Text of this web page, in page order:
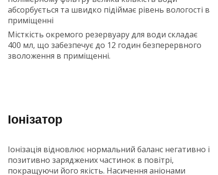
абсорбується та швидко підіймає рівень вологості в
приміщенні
Місткість окремого резервуару для води складає
400 мл, що забезпечує до 12 годин безперервного
зволоження в приміщенні.
Іонізатор
Іонізація відновлює нормальний баланс негативно і
позитивно заряджених частинок в повітрі,
покращуючи його якість. Насичення аніонами